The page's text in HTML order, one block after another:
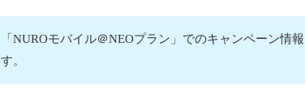
「NUROモバイル＠NEOプラン」でのキャンペーン情
す。